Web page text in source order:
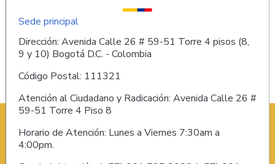
Sede principal
Dirección: Avenida Calle 26 # 59-51 Torre 4 pisos (8,
9 y 10) Bogotá D.C. - Colombia
Código Postal: 111321
Atención al Ciudadano y Radicación: Avenida Calle 26 #
59-51 Torre 4 Piso 8
Horario de Atención: Lunes a Viernes 7:30am a
4:00pm.